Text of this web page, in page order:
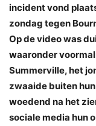
incident vond
zondag tegen
Op de video was
waaronder
Summerville, het
zwaaide buiten
woedend na het
sociale media hun